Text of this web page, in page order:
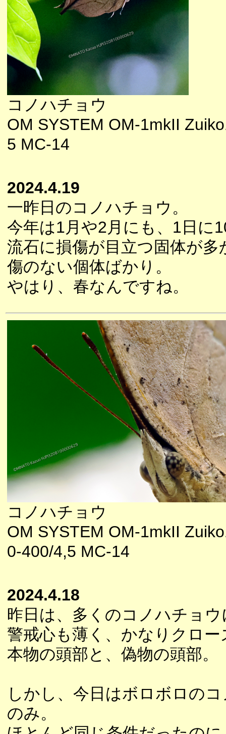
コノハチョウ
OM SYSTEM OM-1mkII
5 MC-14
2024.4.19
一昨日のコノハチョウ。
今年は1月や2月にも、1日に
流石に損傷が目立つ固体が
傷のない個体ばかり。
やはり、春なんですね。
コノハチョウ
OM SYSTEM OM-1mkII
0-400/4,5 MC-14
2024.4.18
昨日は、多くのコノハチョ
警戒心も薄く、かなりクロ
本物の頭部と、偽物の頭部。
しかし、今日はボロボロの
のみ。